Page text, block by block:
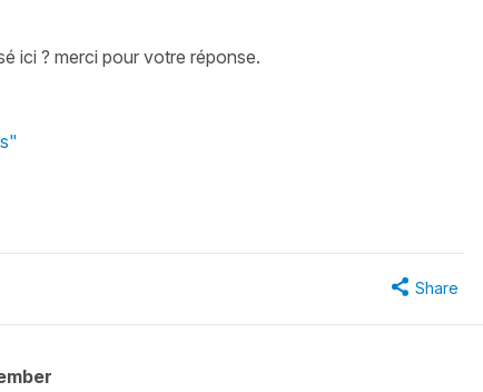
ici ? merci pour votre réponse.
Share